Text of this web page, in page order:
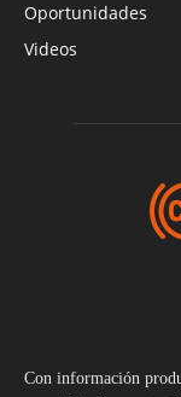
Oportunidades
Videos
Con información